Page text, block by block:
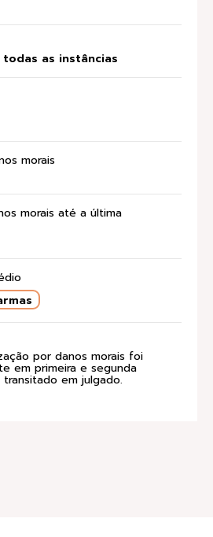
as instâncias
morais
morais até a última
por danos morais foi
em primeira e segunda
em julgado.